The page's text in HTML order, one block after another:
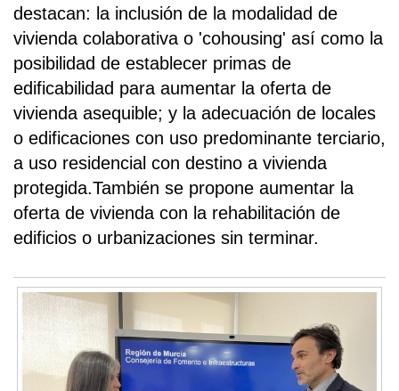
destacan: la inclusión de la modalidad de
vivienda colaborativa o 'cohousing' así como la
posibilidad de establecer primas de
edificabilidad para aumentar la oferta de
vivienda asequible; y la adecuación de locales
o edificaciones con uso predominante terciario,
a uso residencial con destino a vivienda
protegida.También se propone aumentar la
oferta de vivienda con la rehabilitación de
edificios o urbanizaciones sin terminar.